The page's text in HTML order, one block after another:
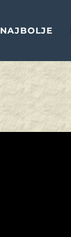
NAJBOLJE